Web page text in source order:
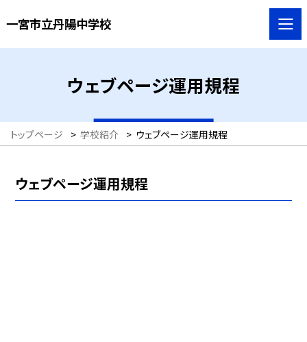
一宮市立丹陽中学校
ウェブページ運用規程
トップページ > 学校紹介 > ウェブページ運用規程
ウェブページ運用規程